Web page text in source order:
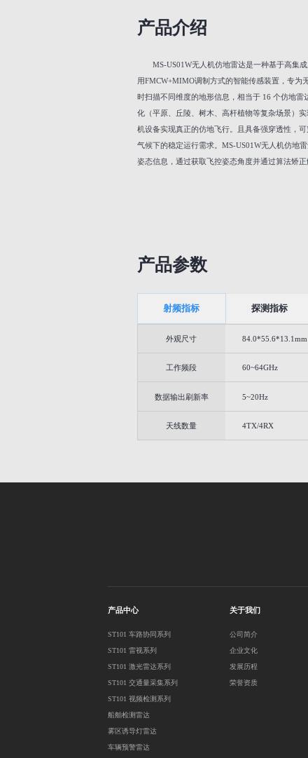
产品介绍
MS-US01W无人机仿地雷达是一种基于高集
用FMCW+MIMO调制方式的智能传感装置，专为
时扫描不同维度的地形信息，相当于 16 个仿地
化（平原、丘陵、树木、高杆植物等复杂场景）
机设备实现真正的仿地飞行。且具备强穿透性，
气候下的稳定运行需求。MS-US01W无人机仿地
姿态信息，通过获取飞控姿态角度并通过算法矫
产品参数
射频指标 探测指标
外观尺寸 84.0*55.6*13.1mm
工作频段 60~64GHz
数据输出刷新率 5~20Hz
天线数量 4TX/4RX
产品中心
ST101 车路协同系列
ST101 雷视系列
ST101 激光雷达系列
ST101 交通量采集系列
ST101 视频检测系列
船舶检测雷达
雾区诱导灯雷达
车辆预警雷达
关于我们
公司简介
企业文化
发展历程
荣誉资质